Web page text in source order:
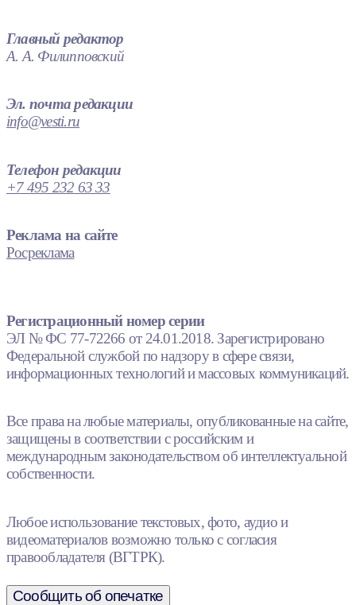
Главный редактор
А. А. Филипповский
Эл. почта редакции
info@vesti.ru
Телефон редакции
+7 495 232 63 33
Реклама на сайте
Росреклама
Регистрационный номер серии
ЭЛ № ФС 77-72266 от 24.01.2018. Зарегистрировано
Федеральной службой по надзору в сфере связи,
информационных технологий и массовых коммуникаций.
Все права на любые материалы, опубликованные на сайте,
защищены в соответствии с российским и
международным законодательством об интеллектуальной
собственности.
Любое использование текстовых, фото, аудио и
видеоматериалов возможно только с согласия
правообладателя (ВГТРК).
Сообщить об опечатке